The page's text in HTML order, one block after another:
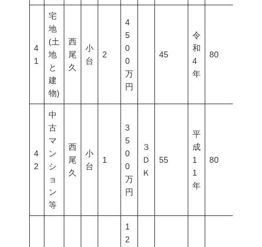
4
1
宅
地
(土
地
と
建
物)
西
尾
久
小
台
2
4
5
0
0
万
円
45
令
和
4
年
80
4
2
中
古
マ
ン
シ
ョ
ン
等
西
尾
久
小
台
1
3
5
0
0
万
円
３
Ｄ
Ｋ
55
平
成
1
1
年
80
1
2